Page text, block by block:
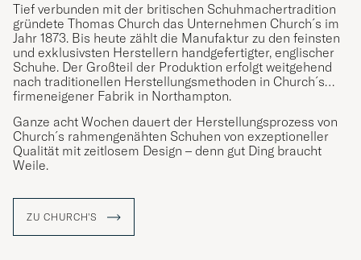
Tief verbunden mit der britischen Schuhmachertradition
gründete Thomas Church das Unternehmen Church´s im
Jahr 1873. Bis heute zählt die Manufaktur zu den feinsten
und exklusivsten Herstellern handgefertigter, englischer
Schuhe. Der Großteil der Produktion erfolgt weitgehend
nach traditionellen Herstellungsmethoden in Church´s
firmeneigener Fabrik in Northampton.
Ganze acht Wochen dauert der Herstellungsprozess von
Church´s rahmengenähten Schuhen von exzeptioneller
Qualität mit zeitlosem Design – denn gut Ding braucht
Weile.
ZU CHURCH'S